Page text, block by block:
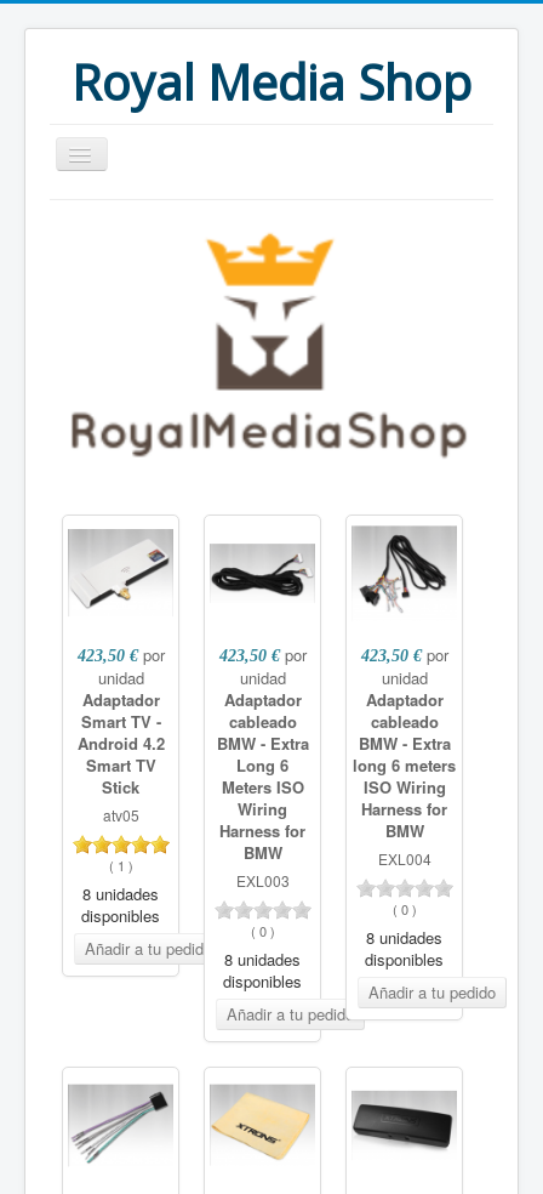
Royal Media Shop
Radios especificas
Reposacabezas DVD
Cámaras traseras
Cámaras DVR
Car Digital TV
Accesorios
423,50 € por
unidad
Adaptador
Smart TV -
Android 4.2
Smart TV
Stick
atv05
( 1 )
8 unidades
disponibles
423,50 € por
unidad
Adaptador
cableado
BMW - Extra
Long 6
Meters ISO
Wiring
Harness for
BMW
EXL003
( 0)
8 unidades
disponibles
423,50 € por
unidad
Adaptador
cableado
BMW - Extra
long 6 meters
ISO Wiring
Harness for
BMW
EXL004
( 0)
8 unidades
disponibles